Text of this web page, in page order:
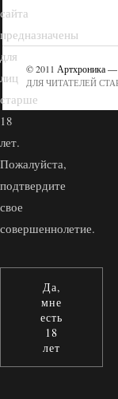
© 2011 Артхроника —
ДЛЯ ЧИТАТЕЛЕЙ
сайта
предназначены
для
лиц
старше
18
лет.
Пожалуйста,
подтвердите
свое
совершеннолетие.
Да,
мне
есть
18
лет